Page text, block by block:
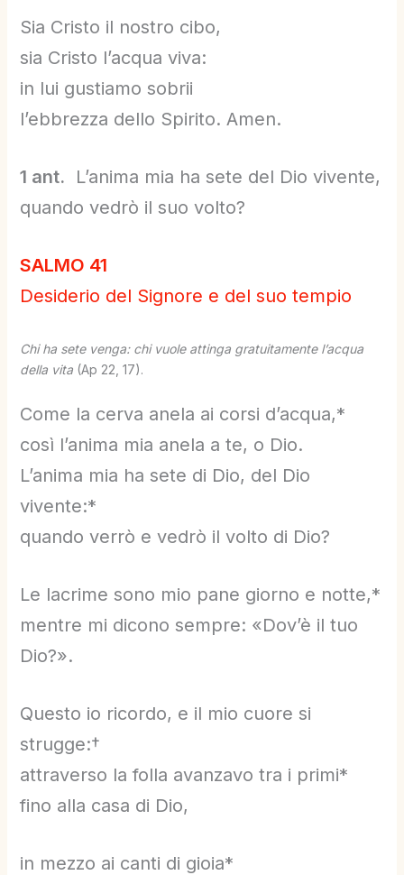
Sia Cristo il nostro cibo,
sia Cristo l’acqua viva:
in lui gustiamo sobrii
l’ebbrezza dello Spirito. Amen.
1 ant. L’anima mia ha sete del Dio vivente,
quando vedrò il suo volto?
SALMO 41
Desiderio del Signore e del suo tempio
Chi ha sete venga: chi vuole attinga gratuitamente l’acqua
della vita (Ap 22, 17).
Come la cerva anela ai corsi d’acqua,*
così l’anima mia anela a te, o Dio.
L’anima mia ha sete di Dio, del Dio
vivente:*
quando verrò e vedrò il volto di Dio?
Le lacrime sono mio pane giorno e notte,*
mentre mi dicono sempre: «Dov’è il tuo
Dio?».
Questo io ricordo, e il mio cuore si
strugge:†
attraverso la folla avanzavo tra i primi*
fino alla casa di Dio,
in mezzo ai canti di gioia*